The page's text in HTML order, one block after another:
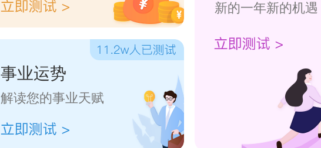
事业运势
解读您的事业天赋
新的一年新的机遇